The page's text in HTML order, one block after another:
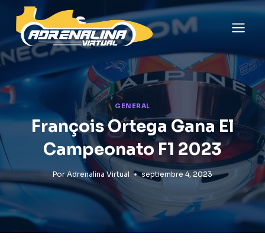
Saltar
contenido
GENERAL
François Ortega Gana El
Campeonato F1 2023
Por Adrenalina Virtual septiembre 4, 2023